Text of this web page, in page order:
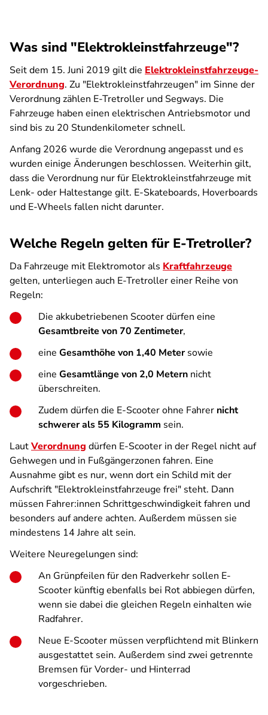
Was sind "Elektrokleinstfahrzeuge"?
Seit dem 15. Juni 2019 gilt die Elektrokleinstfahrzeuge-
Verordnung. Zu "Elektrokleinstfahrzeugen" im Sinne der
Verordnung zählen E-Tretroller und Segways. Die
Fahrzeuge haben einen elektrischen Antriebsmotor und
sind bis zu 20 Stundenkilometer schnell.
Anfang 2026 wurde die Verordnung angepasst und es
wurden einige Änderungen beschlossen. Weiterhin gilt,
dass die Verordnung nur für Elektrokleinstfahrzeuge mit
Lenk- oder Haltestange gilt. E-Skateboards, Hoverboards
und E-Wheels fallen nicht darunter.
Welche Regeln gelten für E-Tretroller?
Da Fahrzeuge mit Elektromotor als Kraftfahrzeuge
gelten, unterliegen auch E-Tretroller einer Reihe von
Regeln:
Die akkubetriebenen Scooter dürfen eine
Gesamtbreite von 70 Zentimeter,
eine Gesamthöhe von 1,40 Metersowie
eine Gesamtlänge von 2,0 Metern nicht
überschreiten.
Zudem dürfen die E-Scooter ohne Fahrer nicht
schwerer als 55 Kilogramm sein.
LautVerordnung dürfen E-Scooter in der Regel nicht auf
Gehwegen und in Fußgängerzonen fahren. Eine
Ausnahme gibt es nur, wenn dort ein Schild mit der
Aufschrift "Elektrokleinstfahrzeuge frei" steht. Dann
müssen Fahrer:innen Schrittgeschwindigkeit fahren und
besonders auf andere achten. Außerdem müssen sie
mindestens 14 Jahre alt sein.
Weitere Neuregelungen sind:
An Grünpfeilen für den Radverkehr sollen E-
Scooter künftig ebenfalls bei Rot abbiegen dürfen,
wenn sie dabei die gleichen Regeln einhalten wie
Radfahrer.
Neue E-Scooter müssen verpflichtend mit Blinkern
ausgestattet sein. Außerdem sind zwei getrennte
Bremsen für Vorder- und Hinterrad
vorgeschrieben.